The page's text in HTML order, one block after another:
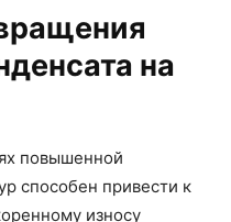
на
повышенной
способен привести к
износу